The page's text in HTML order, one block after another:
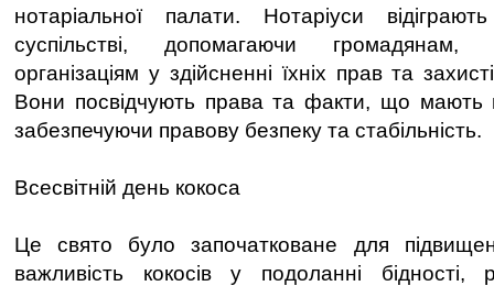
нотаріальної палати. Нотаріуси
суспільстві, допомагаючи громадянам,
організаціям у здійсненні їхніх прав та
Вони посвідчують права та факти, що мають
забезпечуючи правову безпеку та стабільність.
Всесвітній день кокоса
Це свято було започатковане для
важливість кокосів у подоланні бідності,